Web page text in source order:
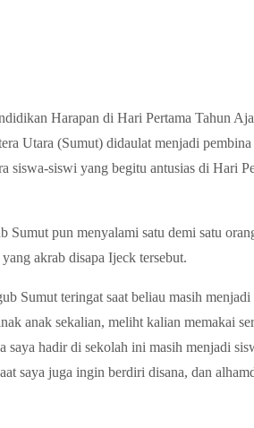
Harapan di Hari Pertama Tahun
Utara (Sumut) didaulat menjadi
siswa-siswi yang begitu antusias di Hari
Sumut pun menyalami satu demi satu
akrab disapa Ijeck tersebut.
Sumut teringat saat beliau masih
anak sekalian, meliht kalian memakai
saya hadir di sekolah ini masih menjadi
saya juga ingin berdiri disana, dan